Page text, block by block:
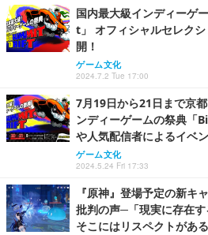
国内最大級インディー
t」 オフィシャルセレク
開！
ゲーム文化
2024.7.2 Tue 17:00
7月19日から21日まで京
ンディーゲームの祭典
や人気配信者によるイベ
ゲーム文化
2024.5.24 Fri 17:33
『原神』登場予定の新キ
批判の声─「現実に存在す
そこにはリスペクトがある